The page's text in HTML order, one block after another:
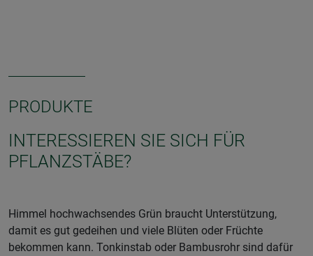
PRODUKTE
INTERESSIEREN SIE SICH FÜR
PFLANZSTÄBE?
Himmel hochwachsendes Grün braucht Unterstützung,
damit es gut gedeihen und viele Blüten oder Früchte
bekommen kann. Tonkinstab oder Bambusrohr sind dafür